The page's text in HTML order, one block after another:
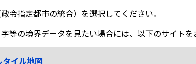
令指定都市の統合）を選択してください。
等の境界データを見たい場合には、以下のサイトを
イル地図